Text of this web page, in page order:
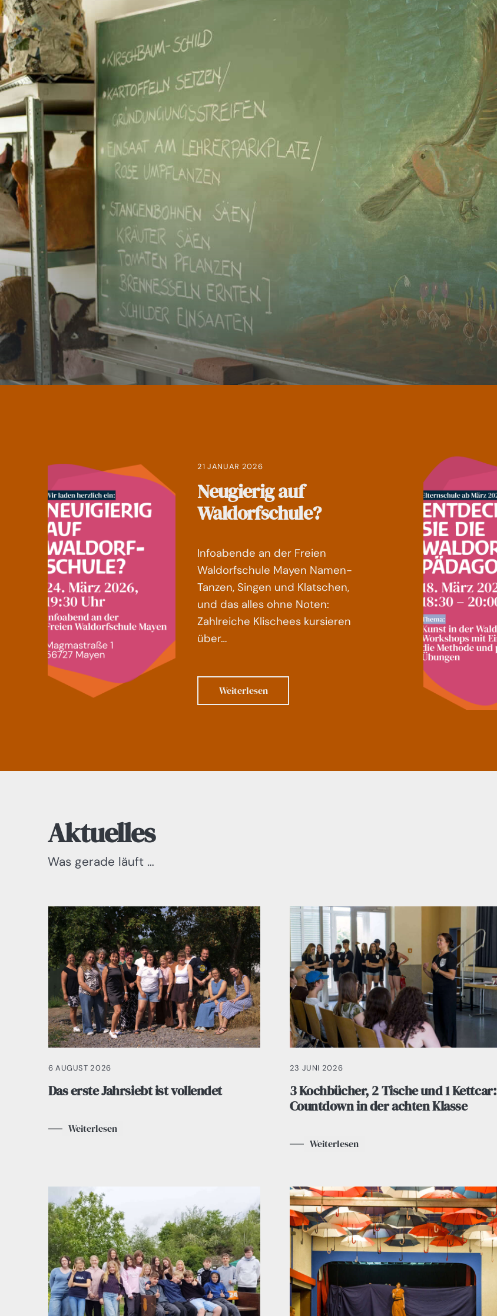
21 JANUAR 2026
Neugierig auf
Waldorfschule?
Infoabende an der Freien
Waldorfschule Mayen Namen-
Tanzen, Singen und Klatschen,
und das alles ohne Noten:
Zahlreiche Klischees kursieren
über…
Weiterlesen
Aktuelles
Was gerade läuft …
6 AUGUST 2026
Das erste Jahrsiebt ist vollendet
Weiterlesen
23 JUNI 2026
3 Kochbücher, 2 Tische und 1 Kettcar:
Countdown in der achten Klasse
Weiterlesen